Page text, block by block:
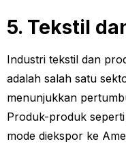
5. Tekstil
Industri tekstil dan
adalah salah satu
menunjukkan
Produk-produk
mode diekspor ke